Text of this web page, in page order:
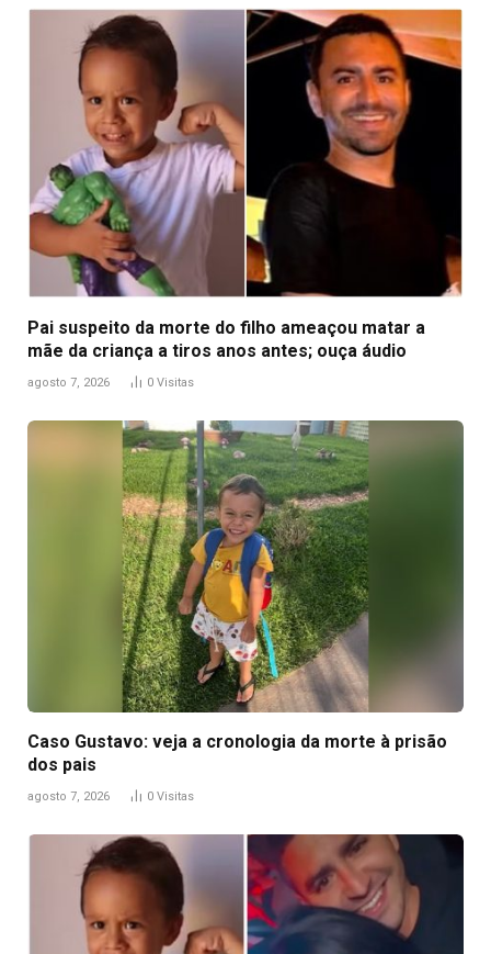
Pai suspeito da morte do filho ameaçou matar a
mãe da criança a tiros anos antes; ouça áudio
agosto 7, 2026 0 Visitas
Caso Gustavo: veja a cronologia da morte à prisão
dos pais
agosto 7, 2026 0 Visitas